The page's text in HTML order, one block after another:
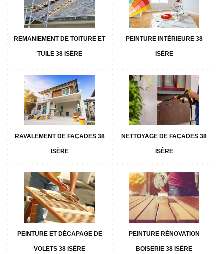
REMANIEMENT DE TOITURE ET
TUILE 38 ISÈRE
PEINTURE INTÉRIEURE 38
ISÈRE
RAVALEMENT DE FAÇADES 38
ISÈRE
NETTOYAGE DE FAÇADES 38
ISÈRE
PEINTURE ET DÉCAPAGE DE
VOLETS 38 ISÈRE
PEINTURE RÉNOVATION
BOISERIE 38 ISÈRE